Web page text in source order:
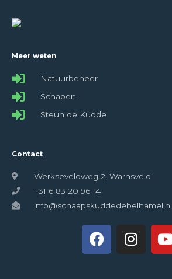
Meer weten
Natuurbeheer
Schapen
Steun de Kudde
Contact
Werkseveldweg 2, Warnsveld
+31 6 83 20 96 14
info@schaapskuddedebelhamel.nl